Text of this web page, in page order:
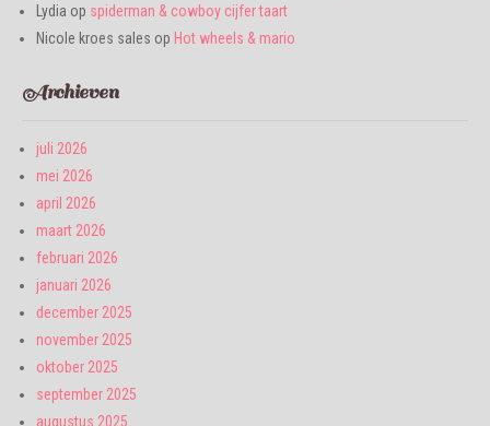
Lydia op spiderman & cowboy cijfer taart
Nicole kroes sales op Hot wheels & mario
Archieven
juli 2026
mei 2026
april 2026
maart 2026
februari 2026
januari 2026
december 2025
november 2025
oktober 2025
september 2025
augustus 2025